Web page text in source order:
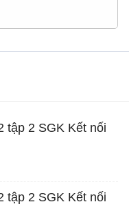
tập 2 SGK Kết nối
tập 2 SGK Kết nối